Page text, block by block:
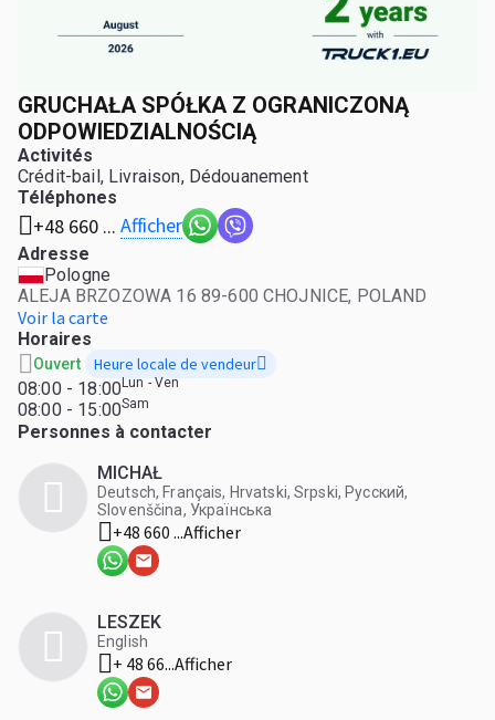
GRUCHAŁA SPÓŁKA Z OGRANICZONĄ
ODPOWIEDZIALNOŚCIĄ
Activités
Crédit-bail, Livraison, Dédouanement
Téléphones
+48 660 ... Afficher
Adresse
Pologne
ALEJA BRZOZOWA 16 89-600 CHOJNICE, POLAND
Voir la carte
Horaires
Ouvert Heure locale de vendeur
08:00 - 18:00Lun - Ven
08:00 - 15:00Sam
Personnes à contacter
MICHAŁ
Deutsch, Français, Hrvatski, Srpski, Русский,
Slovenščina, Українська
+48 660 ...Afficher
LESZEK
English
+ 48 66...Afficher